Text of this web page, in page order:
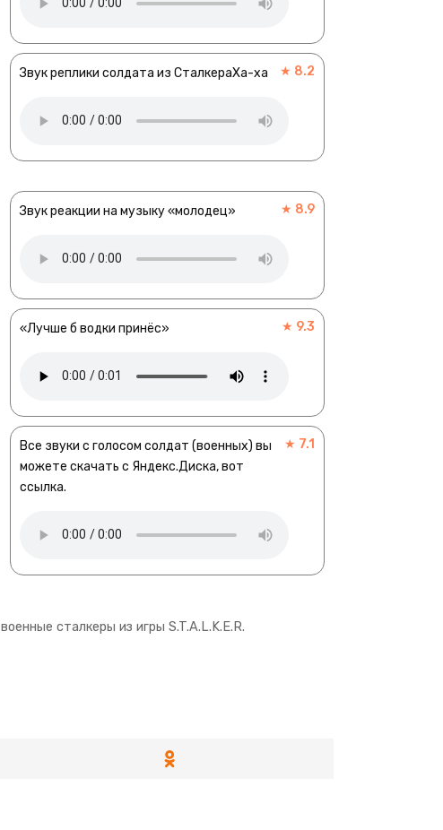
Звук реплики солдата из СталкераХа-ха ★ 8.2
Звук реакции на музыку «молодец» ★ 8.9
«Лучше б водки принёс» ★ 9.3
Все звуки с голосом солдат (военных) вы
можете скачать с Яндекс.Диска, вот
ссылка.
★ 7.1
военные сталкеры из игры S.T.A.L.K.E.R.